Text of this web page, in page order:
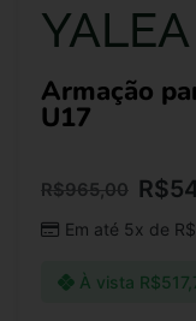
YALEA
Armação
U17
R$965,00 R$
Em até 5x de R$
À vista R$